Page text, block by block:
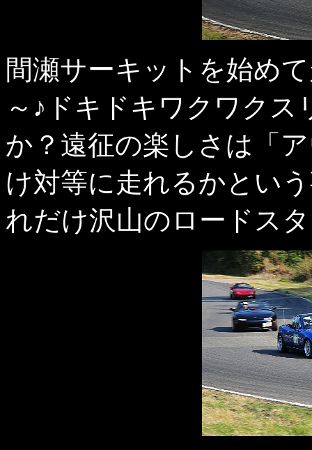
間瀬サーキットを始め
～♪ドキドキワクワク
か？遠征の楽しさは「
け対等に走れるかとい
れだけ沢山のロードス